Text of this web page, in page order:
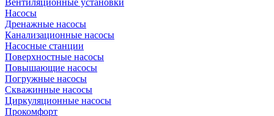
Вентиляционные установки
Насосы
Дренажные насосы
Канализационные насосы
Насосные станции
Поверхностные насосы
Повышающие насосы
Погружные насосы
Скважинные насосы
Циркуляционные насосы
Прокомфорт